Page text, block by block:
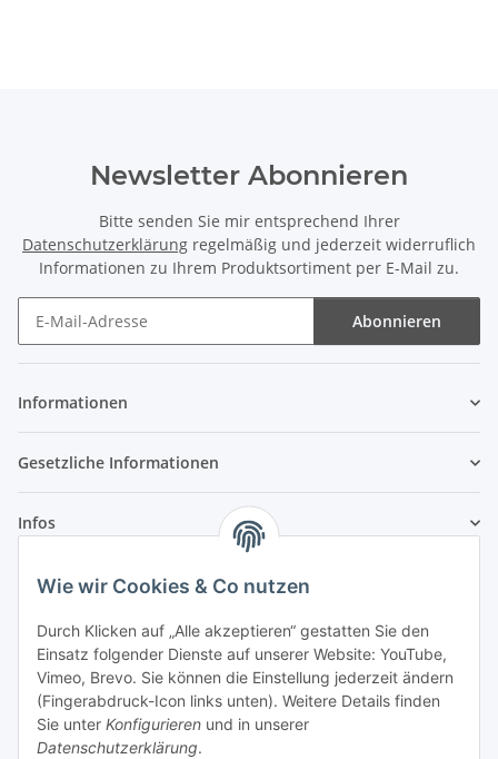
Wie wir Cookies & Co nutzen
Durch Klicken auf „Alle akzeptieren“ gestatten Sie den
Einsatz folgender Dienste auf unserer Website: YouTube,
Vimeo, Brevo. Sie können die Einstellung jederzeit ändern
(Fingerabdruck-Icon links unten). Weitere Details finden
Sie unter Konfigurieren und in unserer
Datenschutzerklärung.
Newsletter Abonnieren
Bitte senden Sie mir entsprechend Ihrer
Datenschutzerklärung regelmäßig und jederzeit widerruflich
Informationen zu Ihrem Produktsortiment per E-Mail zu.
Abonnieren
Informationen
Gesetzliche Informationen
Infos
Laden - Öffnungszeiten:
Montag 09:00Uhr bis
16:00 Uhr
Dienstag
09:00 Uhr bis
17:00 Uhr
Mittwoch
09:00 Uhr bis 16:00 Uhr
Donnerstag
09:00 Uhr bis
17:00 Uhr
Freitag
09:00 Uhr